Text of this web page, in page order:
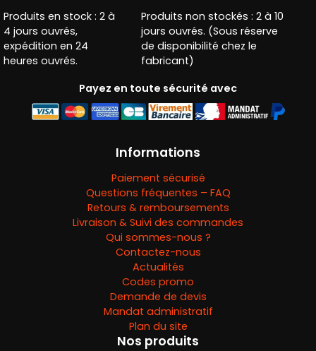
Produits en stock : 2 à
4 jours ouvrés,
expédition en 24
heures ouvrés.
Produits non stockés : 2 à 10
jours ouvrés. (Sous réserve
de disponibilité chez le
fabricant)
Payez en toute sécurité avec
Informations
Paiement sécurisé
Questions fréquentes – FAQ
Retours & remboursements
Livraison & Suivi des commandes
Qui sommes-nous ?
Contactez-nous
Actualités
Codes promo
Demande de devis
Mandat administratif
Plan du site
Nos produits